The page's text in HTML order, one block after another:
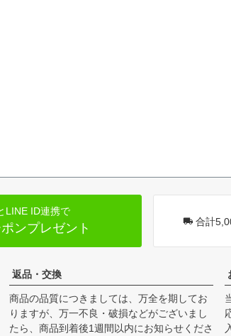
LINE ID連携で
ンプレゼント 合計
返品・交換
商品の品質につきましては、万全を期してお
りますが、万一不良・破損などがございまし
たら、商品到着後1週間以内にお知らせくださ